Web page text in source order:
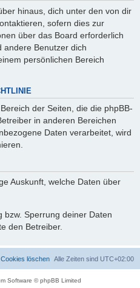
hinaus, dich unter den von dir
sofern dies zur
über das Board erforderlich
andere Benutzer dich
persönlichen Bereich
der Seiten, die die phpBB-
in anderen Bereichen
Daten verarbeitet, wird
Auskunft, welche Daten über
bzw. Sperrung deiner Daten
den Betreiber.
Alle Zeiten sind UTC+02:00
Cookies löschen
Software © phpBB Limited